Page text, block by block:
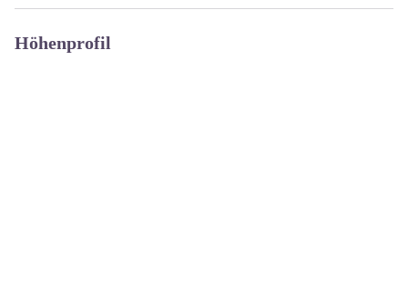
Höhenprofil